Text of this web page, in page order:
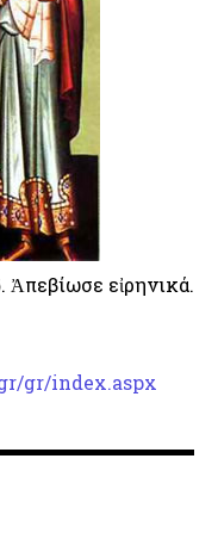
εἰρηνικά.
gr/index.aspx